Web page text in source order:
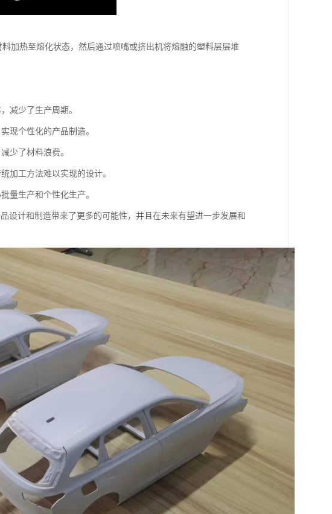
加热至熔化状态，然后通过喷嘴或挤出机将熔融的塑料层层堆
减少了生产周期。
现个性化的产品制造。
少了材料浪费。
加工方法难以实现的设计。
量生产和个性化生产。
设计和制造带来了更多的可能性，并且在未来有望进一步发展和